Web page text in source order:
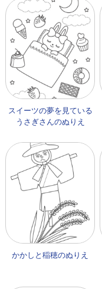
スイーツの夢を見ている
うさぎさんのぬりえ
かかしと稲穂のぬりえ